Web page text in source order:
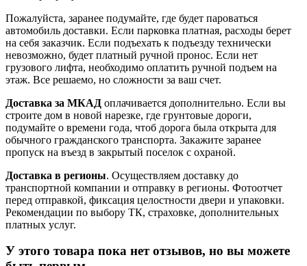
Пожалуйста, заранее подумайте, где будет пароваться
автомобиль доставки. Если парковка платная, расходы берет
на себя заказчик. Если подъехать к подъезду технически
невозможно, будет платный ручной пронос. Если нет
грузового лифта, необходимо оплатить ручной подъем на
этаж. Все решаемо, но сложности за ваш счет.
Доставка за МКАД оплачивается дополнительно. Если вы
строите дом в новой нарезке, где грунтовые дороги,
подумайте о времени года, чтоб дорога была открыта для
обычного гражданского транспорта. Закажите заранее
пропуск на въезд в закрытый поселок с охраной.
Доставка в регионы. Осуществляем доставку до
транспортной компании и отправку в регионы. Фотоотчет
перед отправкой, фиксация целостности двери и упаковки.
Рекомендации по выбору ТК, страховке, дополнительных
платных услуг.
У этого товара пока нет отзывов, но вы можете